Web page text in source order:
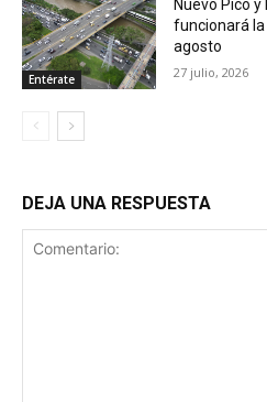
Entérate
Nuevo Pico
funcionará la
agosto
27 julio, 2026
DEJA UNA RESPUESTA